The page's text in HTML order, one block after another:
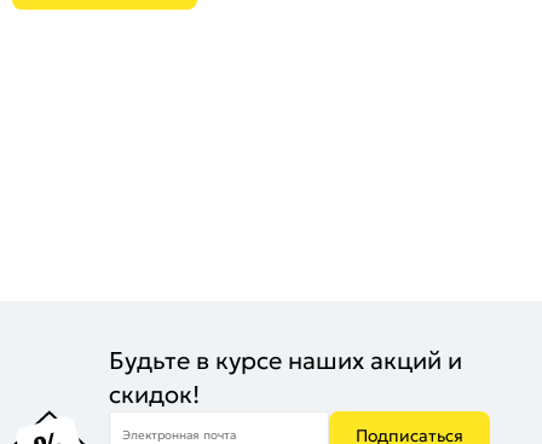
Будьте в курсе наших акций и
скидок!
Электронная почта Подписаться